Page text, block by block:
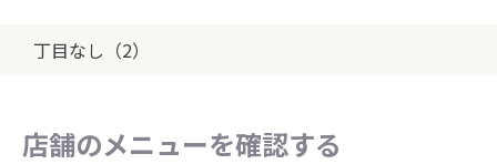
丁目なし（2）
店舗のメニューを確認する